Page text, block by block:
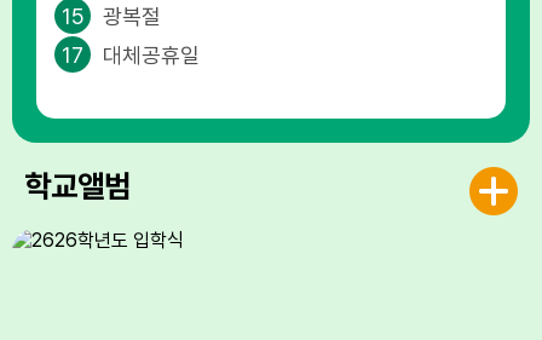
15
광복절
17
대체공휴일
학교앨범